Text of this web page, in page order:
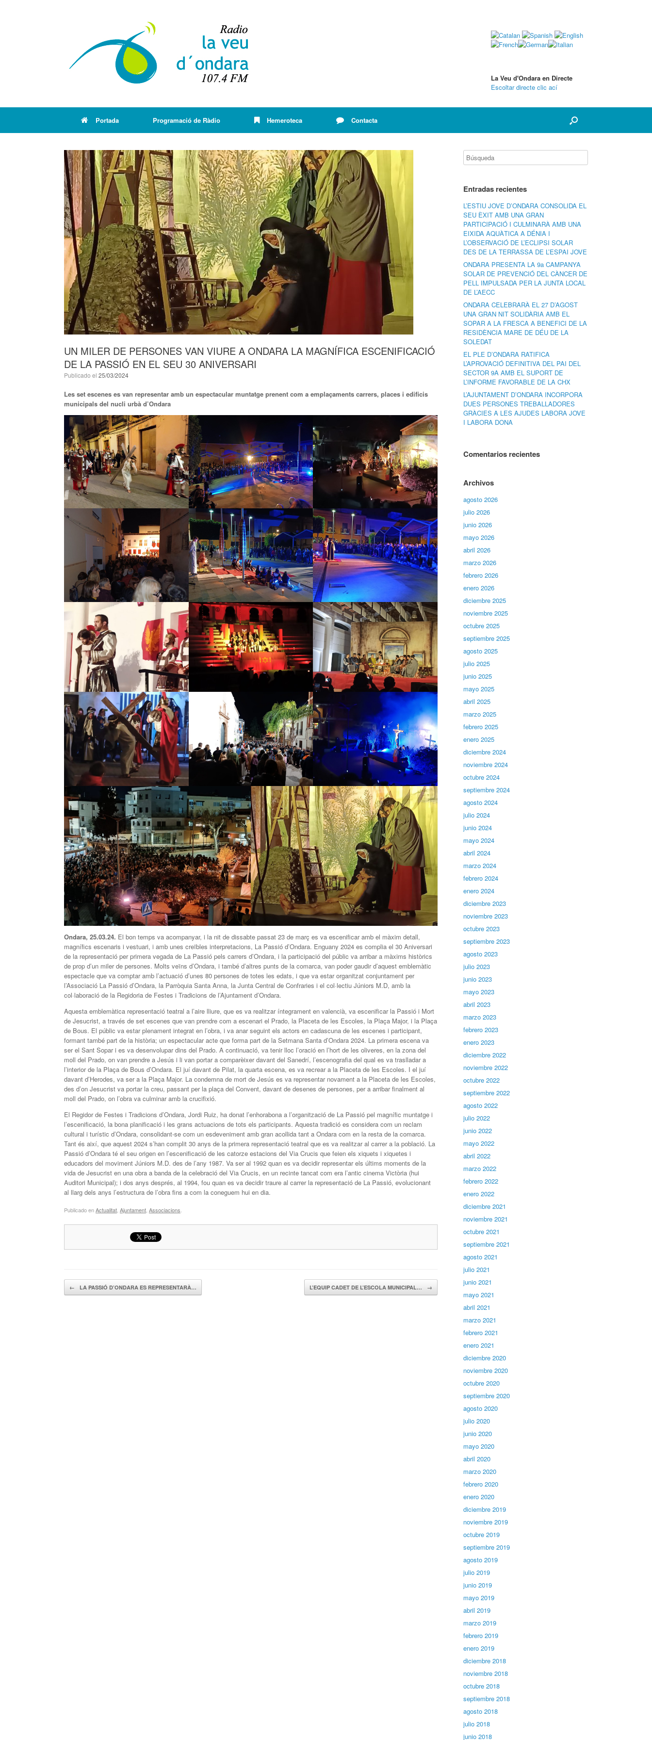
La Veu d'Ondara en Directe
Escoltar directe clic ací
Portada Programació de Ràdio Hemeroteca Contacta
UN MILER DE PERSONES VAN VIURE A ONDARA LA MAGNÍFICA ESCENIFICACIÓ
DE LA PASSIÓ EN EL SEU 30 ANIVERSARI
Publicado el 25/03/2024
Les set escenes es van representar amb un espectacular muntatge prenent com a emplaçaments carrers, places i edificis
municipals del nucli urbà d’Ondara
Ondara, 25.03.24. El bon temps va acompanyar, i la nit de dissabte passat 23 de març es va escenificar amb el màxim detall,
magnífics escenaris i vestuari, i amb unes creïbles interpretacions, La Passió d’Ondara. Enguany 2024 es complia el 30 Aniversari
de la representació per primera vegada de La Passió pels carrers d’Ondara, i la participació del públic va arribar a màxims històrics
de prop d’un miler de persones. Molts veïns d’Ondara, i també d’altres punts de la comarca, van poder gaudir d’aquest emblemàtic
espectacle que va comptar amb l’actuació d’unes 80 persones de totes les edats, i que va estar organitzat conjuntament per
l’Associació La Passió d’Ondara, la Parròquia Santa Anna, la Junta Central de Confraries i el col·lectiu Júniors M.D, amb la
col·laboració de la Regidoria de Festes i Tradicions de l’Ajuntament d’Ondara.
Aquesta emblemàtica representació teatral a l’aire lliure, que es va realitzar íntegrament en valencià, va escenificar la Passió i Mort
de Jesucrist, a través de set escenes que van prendre com a escenari el Prado, la Placeta de les Escoles, la Plaça Major, i la Plaça
de Bous. El públic va estar plenament integrat en l’obra, i va anar seguint els actors en cadascuna de les escenes i participant,
formant també part de la història; un espectacular acte que forma part de la Setmana Santa d’Ondara 2024. La primera escena va
ser el Sant Sopar i es va desenvolupar dins del Prado. A continuació, va tenir lloc l’oració en l’hort de les oliveres, en la zona del
moll del Prado, on van prendre a Jesús i li van portar a comparèixer davant del Sanedrí, l’escenografia del qual es va traslladar a
l’interior de la Plaça de Bous d’Ondara. El juí davant de Pilat, la quarta escena, es va recrear a la Placeta de les Escoles. I el juí
davant d’Herodes, va ser a la Plaça Major. La condemna de mort de Jesús es va representar novament a la Placeta de les Escoles,
des d’on Jesucrist va portar la creu, passant per la plaça del Convent, davant de desenes de persones, per a arribar finalment al
moll del Prado, on l’obra va culminar amb la crucifixió.
El Regidor de Festes i Tradicions d’Ondara, Jordi Ruiz, ha donat l’enhorabona a l’organització de La Passió pel magnífic muntatge i
l’escenificació, la bona planificació i les grans actuacions de tots els participants. Aquesta tradició es considera com un reclam
cultural i turístic d’Ondara, consolidant-se com un esdeveniment amb gran acollida tant a Ondara com en la resta de la comarca.
Tant és així, que aquest 2024 s’han complit 30 anys de la primera representació teatral que es va realitzar al carrer a la població. La
Passió d’Ondara té el seu origen en l’escenificació de les catorze estacions del Via Crucis que feien els xiquets i xiquetes i
educadors del moviment Júniors M.D. des de l’any 1987. Va ser al 1992 quan es va decidir representar els últims moments de la
vida de Jesucrist en una obra a banda de la celebració del Via Crucis, en un recinte tancat com era l’antic cinema Victòria (hui
Auditori Municipal); i dos anys després, al 1994, fou quan es va decidir traure al carrer la representació de La Passió, evolucionant
al llarg dels anys l’estructura de l’obra fins a com la coneguem hui en dia.
Publicado enActualitat Ajuntament Associacions
Navegador de artículos
← LA PASSIÓ D’ONDARA ES REPRESENTARÀ… L’EQUIP CADET DE L’ESCOLA MUNICIPAL… →
Entradas recientes
L’ESTIU JOVE D’ONDARA CONSOLIDA EL
SEU ÈXIT AMB UNA GRAN
PARTICIPACIÓ I CULMINARÀ AMB UNA
EIXIDA AQUÀTICA A DÉNIA I
L’OBSERVACIÓ DE L’ECLIPSI SOLAR
DES DE LA TERRASSA DE L’ESPAI JOVE
ONDARA PRESENTA LA 9a CAMPANYA
SOLAR DE PREVENCIÓ DEL CÀNCER DE
PELL IMPULSADA PER LA JUNTA LOCAL
DE L’AECC
ONDARA CELEBRARÀ EL 27 D’AGOST
UNA GRAN NIT SOLIDÀRIA AMB EL
SOPAR A LA FRESCA A BENEFICI DE LA
RESIDÈNCIA MARE DE DÉU DE LA
SOLEDAT
EL PLE D’ONDARA RATIFICA
L’APROVACIÓ DEFINITIVA DEL PAI DEL
SECTOR 9A AMB EL SUPORT DE
L’INFORME FAVORABLE DE LA CHX
L’AJUNTAMENT D’ONDARA INCORPORA
DUES PERSONES TREBALLADORES
GRÀCIES A LES AJUDES LABORA JOVE
I LABORA DONA
Comentarios recientes
Archivos
agosto 2026
julio 2026
junio 2026
mayo 2026
abril 2026
marzo 2026
febrero 2026
enero 2026
diciembre 2025
noviembre 2025
octubre 2025
septiembre 2025
agosto 2025
julio 2025
junio 2025
mayo 2025
abril 2025
marzo 2025
febrero 2025
enero 2025
diciembre 2024
noviembre 2024
octubre 2024
septiembre 2024
agosto 2024
julio 2024
junio 2024
mayo 2024
abril 2024
marzo 2024
febrero 2024
enero 2024
diciembre 2023
noviembre 2023
octubre 2023
septiembre 2023
agosto 2023
julio 2023
junio 2023
mayo 2023
abril 2023
marzo 2023
febrero 2023
enero 2023
diciembre 2022
noviembre 2022
octubre 2022
septiembre 2022
agosto 2022
julio 2022
junio 2022
mayo 2022
abril 2022
marzo 2022
febrero 2022
enero 2022
diciembre 2021
noviembre 2021
octubre 2021
septiembre 2021
agosto 2021
julio 2021
junio 2021
mayo 2021
abril 2021
marzo 2021
febrero 2021
enero 2021
diciembre 2020
noviembre 2020
octubre 2020
septiembre 2020
agosto 2020
julio 2020
junio 2020
mayo 2020
abril 2020
marzo 2020
febrero 2020
enero 2020
diciembre 2019
noviembre 2019
octubre 2019
septiembre 2019
agosto 2019
julio 2019
junio 2019
mayo 2019
abril 2019
marzo 2019
febrero 2019
enero 2019
diciembre 2018
noviembre 2018
octubre 2018
septiembre 2018
agosto 2018
julio 2018
junio 2018